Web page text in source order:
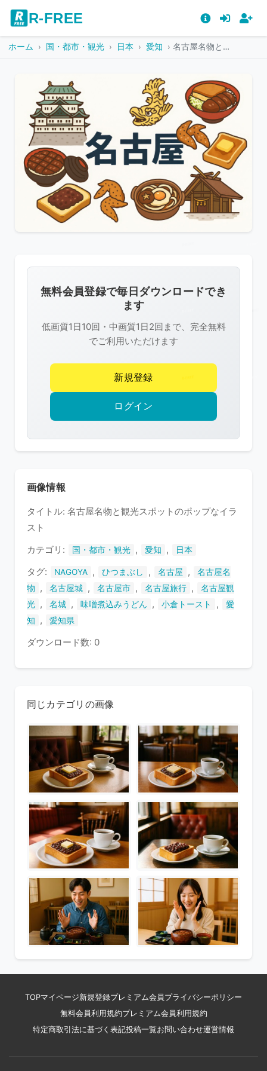
R-FREE
ホーム 国・都市・観光 日本 愛知 名古屋名物と観光スポットのポップなイラスト
像
は
R-
FREE
作
権
護
い
無料会員登録で毎日ダウンロードでき
ます
低画質1日10回・中画質1日2回まで、完全無料
でご利用いただけます
新規登録
ログイン
画像情報
タイトル: 名古屋名物と観光スポットのポップなイラ
スト
カテゴリ:
国・都市・観光 , 愛知 , 日本
タグ: NAGOYA , ひつまぶし , 名古屋 ,
名古屋名
物
, 名古屋城 , 名古屋市 , 名古屋旅行 ,
名古屋観
光 , 名城 , 味噌煮込みうどん , 小倉トースト ,
愛
知
, 愛知県
ダウンロード数: 0
同じカテゴリの画像
TOPマイページ新規登録プレミアム会員 プライバシーポリシー
無料会員利用規約プレミアム会員利用規約
特定商取引法に基づく表記投稿一覧お問い合わせ運営情報